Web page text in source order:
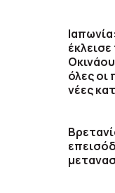
όλες οι
νέες